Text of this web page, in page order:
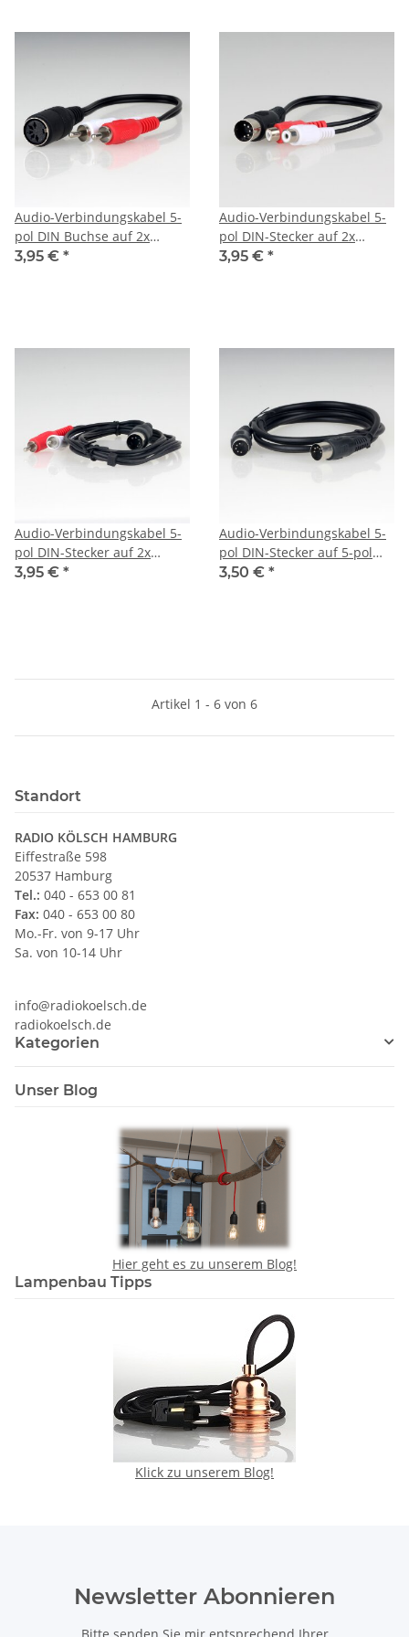
Audio-Verbindungskabel 5-
pol DIN Buchse auf 2x
Cinchstecker 0,2 Meter
3,95 € *
Audio-Verbindungskabel 5-
pol DIN-Stecker auf 2x
Cinchkupplung 0,2 Meter
3,95 € *
Audio-Verbindungskabel 5-
pol DIN-Stecker auf 2x
Cinchstecker 1,5 Meter
3,95 € *
Audio-Verbindungskabel 5-
pol DIN-Stecker auf 5-pol
DIN-Stecker 1,5 Meter
3,50 € *
Artikel 1 - 6 von 6
Standort
RADIO KÖLSCH HAMBURG
Eiffestraße 598
20537 Hamburg
Tel.: 040 - 653 00 81
Fax: 040 - 653 00 80
Mo.-Fr. von 9-17 Uhr
Sa. von 10-14 Uhr
info@radiokoelsch.de
radiokoelsch.de
Kategorien
Unser Blog
Hier geht es zu unserem Blog!
Lampenbau Tipps
Klick zu unserem Blog!
Newsletter Abonnieren